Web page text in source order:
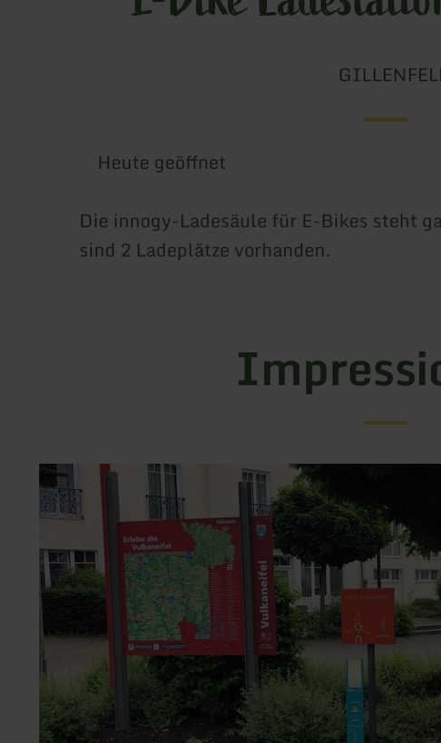
Heute geöffnet
Die innogy-Ladesäule für E-Bikes steht
sind 2 Ladeplätze vorhanden.